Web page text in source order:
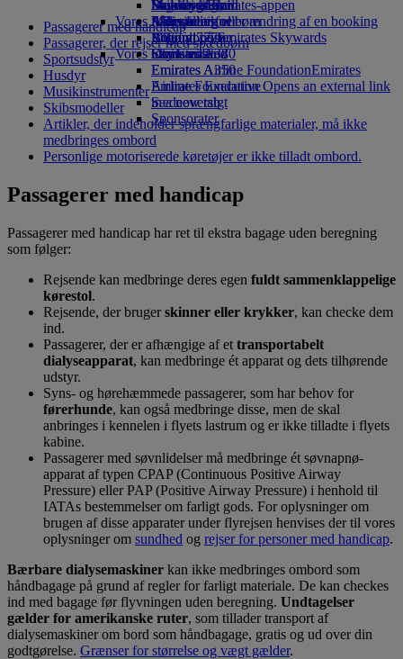
Drikkevarer
Vores flåde
Boeing 777
Emirates A380
Emirates A350
Emirates Executive
Sædeoversigt
Legetøj til børn
Aktiviteter for børn
Bæredygtighed
Miljøpolitik
Miljørapporter
Vores lokalsamfund
Emirates Airline FoundationEmirates
Airline Foundation Opens an external link
in a new tab
Sponsorater
Skywards Rail
Miles-beregner
Log ind på Emirates Skywards
Skywards+
Mobil og Emirates-appen
Afbestilling eller ændring af en booking
Afbrudt rejse
Om Emirates
Passagerer med handicap
Passagerer, der rejser med spædbørn
Sportsudstyr
Husdyr
Musikinstrumenter
Skibsmodeller
Artikler, der indeholder sprængfarlige materialer, må ikke
medbringes ombord
Personlige motoriserede køretøjer er ikke tilladt ombord.
Passagerer med handicap
Passagerer med handicap har ret til ekstra bagage uden beregning
som følger:
Rejsende kan medbringe deres egen fuldt sammenklappelige
kørestol.
Rejsende, der brugerskinner eller krykker, kan checke dem
ind.
Passagerer, der er afhængige af et transportabelt
dialyseapparat, kan medbringe ét apparat og dets tilhørende
udstyr.
Syns- og hørehæmmede passagerer, som har behov for
førerhunde, kan også medbringe disse, men de skal
anbringes i kennelen i flyets lastrum og er ikke tilladte i flyets
kabine.
Passagerer med søvnlidelser må medbringe ét søvnapnø-
apparat af typen CPAP (Continuous Positive Airway
Pressure) eller PAP (Positive Airway Pressure) i henhold til
IATAs bestemmelser om farligt gods. For oplysninger om
brugen af disse apparater under flyrejsen henvises der til vores
oplysninger om sundhed og rejser for personer med handicap.
Bærbare dialysemaskiner kan ikke medbringes ombord som
håndbagage på grund af regler for farligt materiale. De kan checkes
ind med bagage før flyvningen uden beregning. Undtagelser
gælder for amerikanske ruter, som tillader transport af
dialysemaskiner om bord som håndbagage, gratis og ud over din
godtgørelse. Grænser for størrelse og vægt gælder.